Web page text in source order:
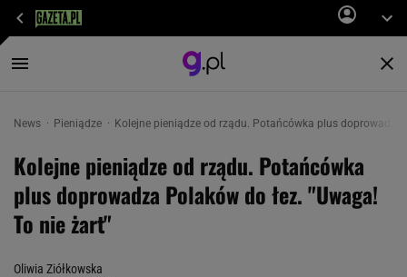
News Pieniądze Kolejne pieniądze od rządu. Potańcówka plus doprowadza
Kolejne pieniądze od rządu. Potańcówka
plus doprowadza Polaków do łez. "Uwaga!
To nie żart"
Oliwia Ziółkowska